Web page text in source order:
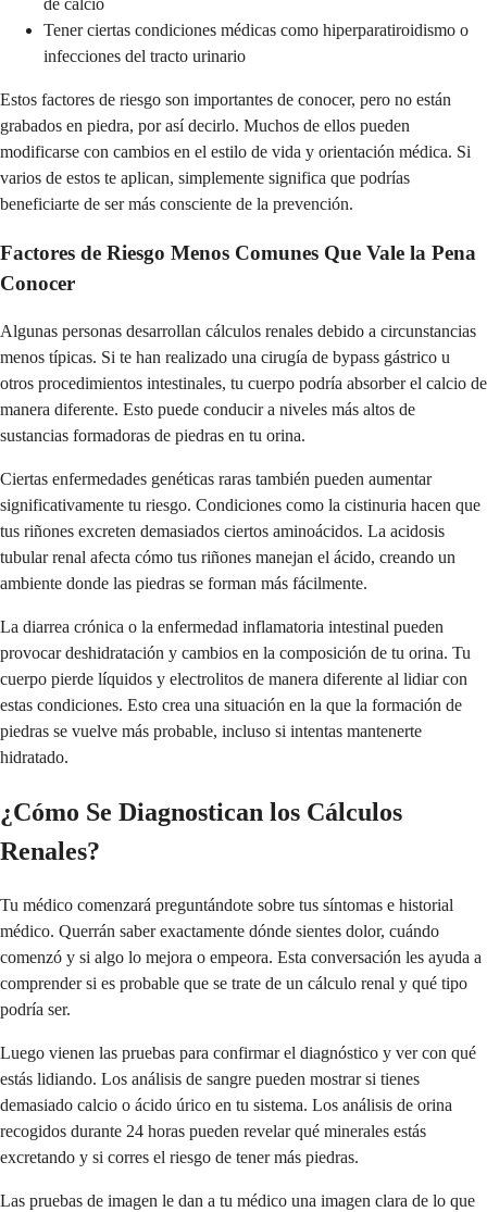
Tener ciertas condiciones médicas como hiperparatiroidismo o
infecciones del tracto urinario
Estos factores de riesgo son importantes de conocer, pero no están
grabados en piedra, por así decirlo. Muchos de ellos pueden
modificarse con cambios en el estilo de vida y orientación médica. Si
varios de estos te aplican, simplemente significa que podrías
beneficiarte de ser más consciente de la prevención.
Factores de Riesgo Menos Comunes Que Vale la Pena
Conocer
Algunas personas desarrollan cálculos renales debido a circunstancias
menos típicas. Si te han realizado una cirugía de bypass gástrico u
otros procedimientos intestinales, tu cuerpo podría absorber el calcio de
manera diferente. Esto puede conducir a niveles más altos de
sustancias formadoras de piedras en tu orina.
Ciertas enfermedades genéticas raras también pueden aumentar
significativamente tu riesgo. Condiciones como la cistinuria hacen que
tus riñones excreten demasiados ciertos aminoácidos. La acidosis
tubular renal afecta cómo tus riñones manejan el ácido, creando un
ambiente donde las piedras se forman más fácilmente.
La diarrea crónica o la enfermedad inflamatoria intestinal pueden
provocar deshidratación y cambios en la composición de tu orina. Tu
cuerpo pierde líquidos y electrolitos de manera diferente al lidiar con
estas condiciones. Esto crea una situación en la que la formación de
piedras se vuelve más probable, incluso si intentas mantenerte
hidratado.
¿Cómo Se Diagnostican los Cálculos
Renales?
Tu médico comenzará preguntándote sobre tus síntomas e historial
médico. Querrán saber exactamente dónde sientes dolor, cuándo
comenzó y si algo lo mejora o empeora. Esta conversación les ayuda a
comprender si es probable que se trate de un cálculo renal y qué tipo
podría ser.
Luego vienen las pruebas para confirmar el diagnóstico y ver con qué
estás lidiando. Los análisis de sangre pueden mostrar si tienes
demasiado calcio o ácido úrico en tu sistema. Los análisis de orina
recogidos durante 24 horas pueden revelar qué minerales estás
excretando y si corres el riesgo de tener más piedras.
Las pruebas de imagen le dan a tu médico una imagen clara de lo que